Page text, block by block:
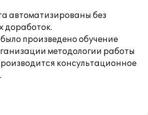
автоматизированы без
доработок.
произведено обучение
методологии работы
консультационное